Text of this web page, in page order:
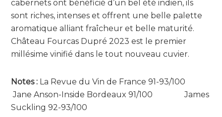
cabernets ont bénéficié d’un bel été indien, ils
sont riches, intenses et offrent une belle palette
aromatique alliant fraîcheur et belle maturité.
Château Fourcas Dupré 2023 est le premier
millésime vinifié dans le tout nouveau cuvier.
Notes : La Revue du Vin de France 91-93/100
Jane Anson-Inside Bordeaux 91/100 James
Suckling 92-93/100